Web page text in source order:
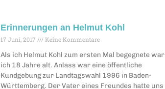
Erinnerungen an Helmut Kohl
17 Juni, 2017 Keine Kommentare
Als ich Helmut Kohl zum ersten Mal begegnete war
ich 18 Jahre alt. Anlass war eine öffentliche
Kundgebung zur Landtagswahl 1996 in Baden-
Württemberg. Der Vater eines Freundes hatte uns